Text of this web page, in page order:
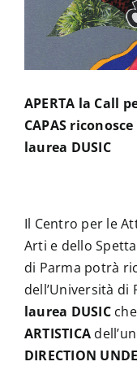
Tirocini
News
Contatti
APERTA la Call
CAPAS
laurea DUSIC
Il Centro per le
Arti e dello
di Parma potrà
dell’Università di
laurea DUSIC
ARTISTICA
DIRECTION